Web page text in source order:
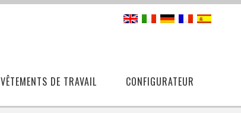
VÊTEMENTS DE TRAVAIL CONFIGURATEUR